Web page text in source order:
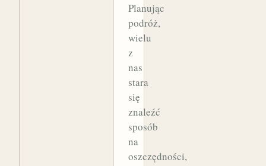
Planując
podróż,
wielu
z
nas
stara
się
znaleźć
sposób
na
oszczędności,